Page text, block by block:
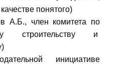
понятого)
А.Б., член комитета по
строительству и
инициативе